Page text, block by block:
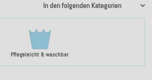
Pflegeleicht & waschbar
In den folgenden Kategorien